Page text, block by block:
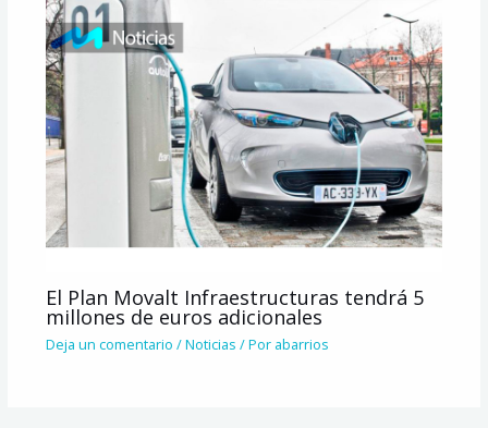
El Plan Movalt Infraestructuras tendrá 5
millones de euros adicionales
Deja un comentario /Noticias / Por abarrios